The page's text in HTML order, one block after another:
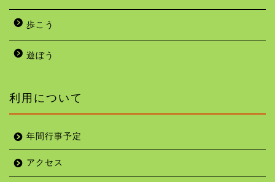
歩こう
遊ぼう
利用について
年間行事予定
アクセス